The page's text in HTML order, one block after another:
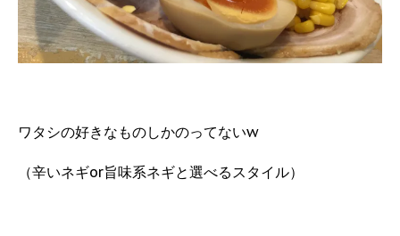
ワタシの好きなものしかのってないw
（辛いネギor旨味系ネギと選べるスタイル）